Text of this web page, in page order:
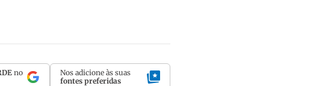
no
Nos adicione às suas
fontes preferidas